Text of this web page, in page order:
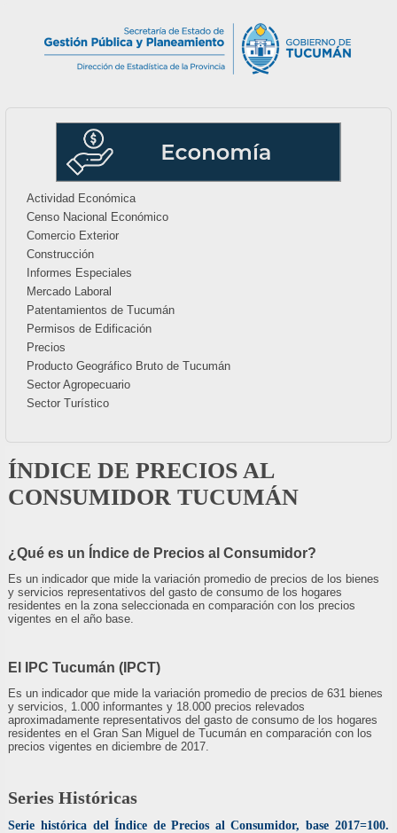
Actividad Económica
Censo Nacional Económico
Comercio Exterior
Construcción
Informes Especiales
Mercado Laboral
Patentamientos de Tucumán
Permisos de Edificación
Precios
Producto Geográfico Bruto de Tucumán
Sector Agropecuario
Sector Turístico
ÍNDICE DE PRECIOS AL
CONSUMIDOR TUCUMÁN
¿Qué es un Índice de Precios al Consumidor?
Es un indicador que mide la variación promedio de precios de los bienes
y servicios representativos del gasto de consumo de los hogares
residentes en la zona seleccionada en comparación con los precios
vigentes en el año base.
El IPC Tucumán (IPCT)
Es un indicador que mide la variación promedio de precios de 631 bienes
y servicios, 1.000 informantes y 18.000 precios relevados
aproximadamente representativos del gasto de consumo de los hogares
residentes en el Gran San Miguel de Tucumán en comparación con los
precios vigentes en diciembre de 2017.
Series Históricas
Serie histórica del Índice de Precios al Consumidor, base 2017=100.